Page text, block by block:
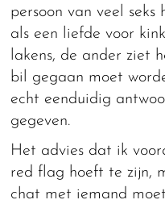
persoon van veel
als een liefde voor
lakens, de ander ziet
bil gegaan moet
echt eenduidig
gegeven.
Het advies dat ik
red flag hoeft te zijn,
chat met iemand